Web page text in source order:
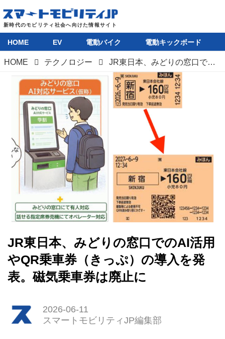
HOME EV 電動バイク 電動キックボード
HOME テクノロジー JR東日本、みどりの窓口でのAI活用やQR乗車券（きっぷ）の導入を発表。磁気乗車券は廃止に
JR東日本、みどりの窓口でのAI活用
やQR乗車券（きっぷ）の導入を発
表。磁気乗車券は廃止に
2026-06-11
スマートモビリティJP編集部